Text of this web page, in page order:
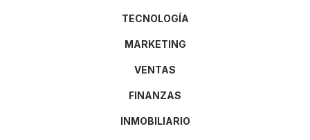
TECNOLOGÍA
MARKETING
VENTAS
FINANZAS
INMOBILIARIO